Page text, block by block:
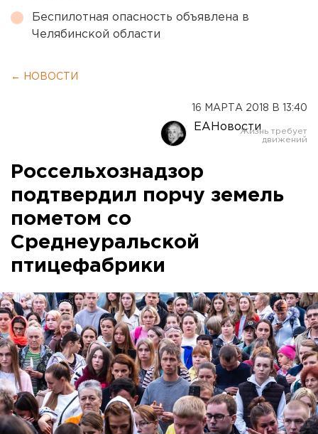
Беспилотная опасность объявлена в
Челябинской области
← НОВОСТИ
16 МАРТА 2018 В 13:40
ЕАНовости
Россельхознадзор
подтвердил порчу земель
пометом со
Среднеуральской
птицефабрики